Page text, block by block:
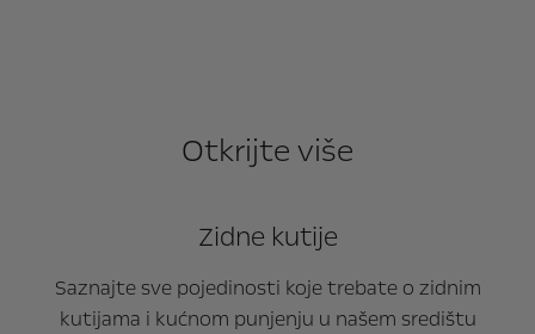
Otkrijte više
Zidne kutije
Saznajte sve pojedinosti koje trebate o zidnim
kutijama i kućnom punjenju u našem središtu